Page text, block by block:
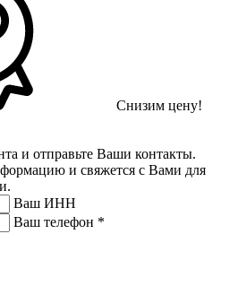
Снизим цену!
и отправьте Ваши контакты.
и свяжется с Вами для
Ваш ИНН
Ваш телефон *